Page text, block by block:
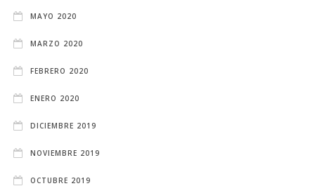
MAYO 2020
MARZO 2020
FEBRERO 2020
ENERO 2020
DICIEMBRE 2019
NOVIEMBRE 2019
OCTUBRE 2019